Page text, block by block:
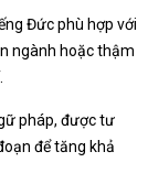
Đức phù hợp với
ngành hoặc thậm
pháp, được tư
để tăng khả